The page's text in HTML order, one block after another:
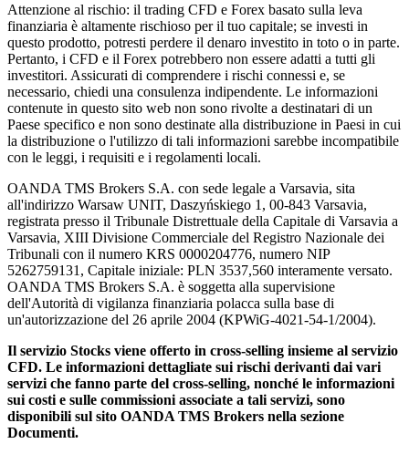
Attenzione al rischio: il trading CFD e Forex basato sulla leva
finanziaria è altamente rischioso per il tuo capitale; se investi in
questo prodotto, potresti perdere il denaro investito in toto o in parte.
Pertanto, i CFD e il Forex potrebbero non essere adatti a tutti gli
investitori. Assicurati di comprendere i rischi connessi e, se
necessario, chiedi una consulenza indipendente. Le informazioni
contenute in questo sito web non sono rivolte a destinatari di un
Paese specifico e non sono destinate alla distribuzione in Paesi in cui
la distribuzione o l'utilizzo di tali informazioni sarebbe incompatibile
con le leggi, i requisiti e i regolamenti locali.
OANDA TMS Brokers S.A. con sede legale a Varsavia, sita
all'indirizzo Warsaw UNIT, Daszyńskiego 1, 00-843 Varsavia,
registrata presso il Tribunale Distrettuale della Capitale di Varsavia a
Varsavia, XIII Divisione Commerciale del Registro Nazionale dei
Tribunali con il numero KRS 0000204776, numero NIP
5262759131, Capitale iniziale: PLN 3537,560 interamente versato.
OANDA TMS Brokers S.A. è soggetta alla supervisione
dell'Autorità di vigilanza finanziaria polacca sulla base di
un'autorizzazione del 26 aprile 2004 (KPWiG-4021-54-1/2004).
Il servizio Stocks viene offerto in cross-selling insieme al servizio
CFD. Le informazioni dettagliate sui rischi derivanti dai vari
servizi che fanno parte del cross-selling, nonché le informazioni
sui costi e sulle commissioni associate a tali servizi, sono
disponibili sul sito OANDA TMS Brokers nella sezione
Documenti.